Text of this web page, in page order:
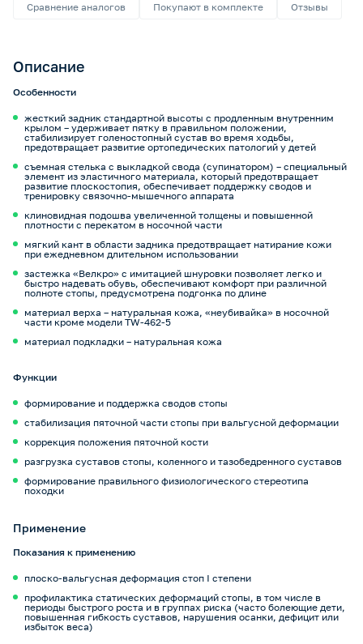
Сравнение аналогов
Покупают в комплекте Отзывы
Описание
Особенности
жесткий задник стандартной высоты с продленным внутренним
крылом – удерживает пятку в правильном положении,
стабилизирует голеностопный сустав во время ходьбы,
предотвращает развитие ортопедических патологий у детей
съемная стелька с выкладкой свода (супинатором) – специальный
элемент из эластичного материала, который предотвращает
развитие плоскостопия, обеспечивает поддержку сводов и
тренировку связочно-мышечного аппарата
клиновидная подошва увеличенной толщены и повышенной
плотности с перекатом в носочной части
мягкий кант в области задника предотвращает натирание кожи
при ежедневном длительном использовании
застежка «Велкро» с имитацией шнуровки позволяет легко и
быстро надевать обувь, обеспечивают комфорт при различной
полноте стопы, предусмотрена подгонка по длине
материал верха – натуральная кожа, «неубивайка» в носочной
части кроме модели TW-462-5
материал подкладки – натуральная кожа
Функции
формирование и поддержка сводов стопы
стабилизация пяточной части стопы при вальгусной деформации
коррекция положения пяточной кости
разгрузка суставов стопы, коленного и тазобедренного суставов
формирование правильного физиологического стереотипа
походки
Применение
Показания к применению
плоско-вальгусная деформация стоп I степени
профилактика статических деформаций стопы, в том числе в
периоды быстрого роста и в группах риска (часто болеющие дети,
повышенная гибкость суставов, нарушения осанки, дефицит или
избыток веса)